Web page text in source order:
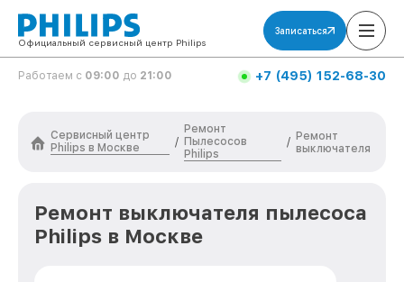
Официальный сервисный центр Philips
Записаться
Работаем с 09:00 до 21:00 +7 (495) 152-68-30
Сервисный центр
Philips в Москве
/
Ремонт
Пылесосов
Philips
/ Ремонт
выключателя
Ремонт выключателя пылесоса
Philips в Москве